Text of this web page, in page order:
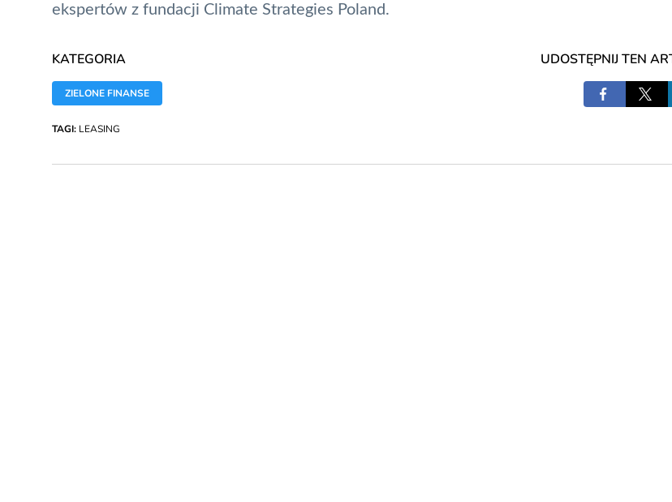
ekspertów z fundacji Climate Strategies Poland.
KATEGORIA
ZIELONE FINANSE
UDOSTĘPNIJ TEN
TAGI: LEASING